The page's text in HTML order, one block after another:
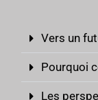
Vers un
Pourquoi
Les